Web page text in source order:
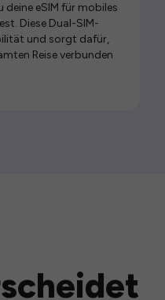
eSIM für mobiles
Diese Dual-SIM-
und sorgt dafür,
Reise verbunden